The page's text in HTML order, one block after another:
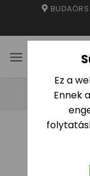
Ez a
Ennek
content
BUDAÖRS